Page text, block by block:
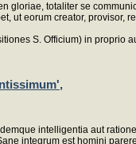
gloriae, totaliter se
ut eorum creator, provisor,
S. Officium) in
intelligentia aut
integrum est homini